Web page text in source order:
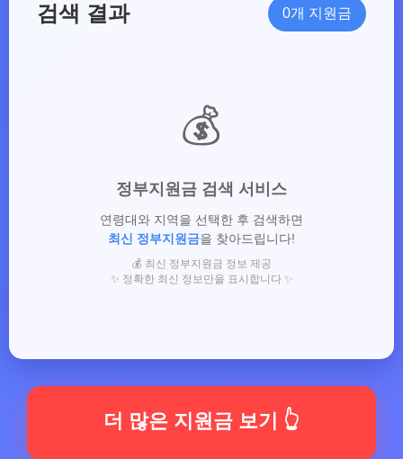
검색 결과 0개 지원금
💰
정부지원금 검색 서비스
연령대와 지역을 선택한 후 검색하면
최신 정부지원금을 찾아드립니다!
💰 최신 정부지원금 정보 제공
✨ 정확한 최신 정보만을 표시합니다 ✨
더 많은 지원금 보기 👆